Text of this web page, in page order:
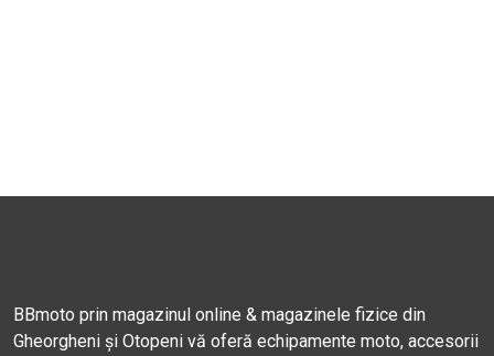
BBmoto prin magazinul online & magazinele fizice din
Gheorgheni și Otopeni vă oferă echipamente moto, accesorii